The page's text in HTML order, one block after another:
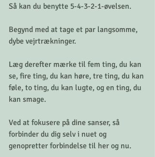
Så kan du benytte 5-4-3-2-1-øvelsen.
Begynd med at tage et par langsomme,
dybe vejrtrækninger.
Læg derefter mærke til fem ting, du kan
se, fire ting, du kan høre, tre ting, du kan
føle, to ting, du kan lugte, og en ting, du
kan smage.
Ved at fokusere på dine sanser, så
forbinder du dig selv i nuet og
genopretter forbindelse til her og nu.